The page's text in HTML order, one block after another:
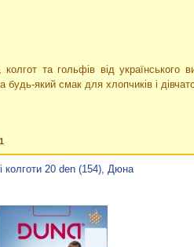
та гольфів від українського
який смак для хлопчиків і
1
колготи 20 den (154), Дюна